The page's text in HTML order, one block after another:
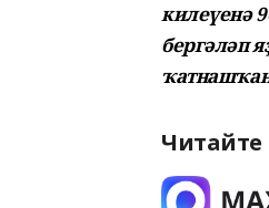
килеүенә
бергәләп
Читайте